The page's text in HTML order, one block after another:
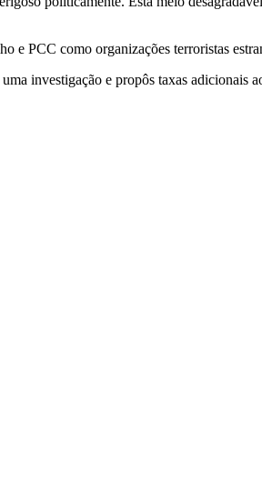
e PCC como organizações terroristas
investigação e propôs taxas adicionais